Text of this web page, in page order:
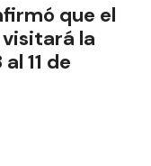
que el
la
11 de